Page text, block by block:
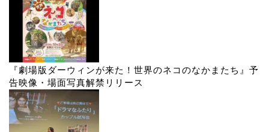
『劇場版ダーウィンが来た！世界のネコのなかまたち』予
告映像・場面写真解禁リリース